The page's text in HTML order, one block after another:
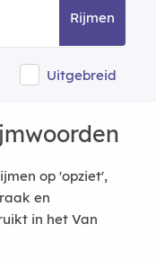
Rijmen
Uitgebreid
op 'opziet',
en
in het Van